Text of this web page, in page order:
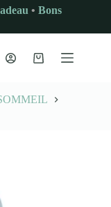
• Bons
Panier